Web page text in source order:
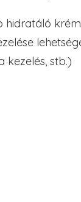
kezelés, stb.)